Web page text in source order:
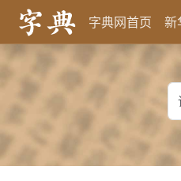
字典网首页 新